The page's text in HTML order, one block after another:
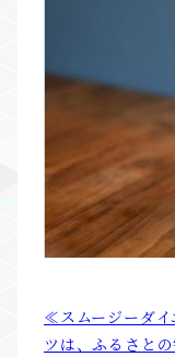
≪スムージーダイ
ツは、ふるさと